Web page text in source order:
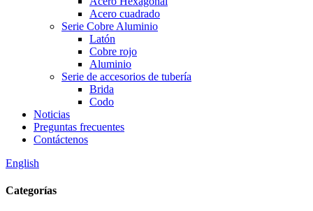
Acero cuadrado
Serie Cobre Aluminio
Latón
Cobre rojo
Aluminio
Serie de accesorios de tubería
Brida
Codo
Noticias
Preguntas frecuentes
Contáctenos
English
Categorías